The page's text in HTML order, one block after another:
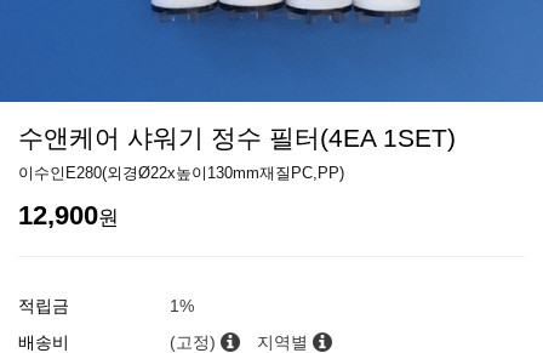
수앤케어 샤워기 정수 필터(4EA 1SET)
이수인E280(외경Ø22x높이130mm재질PC,PP)
12,900원
적립금
1%
배송비
(고정) 지역별